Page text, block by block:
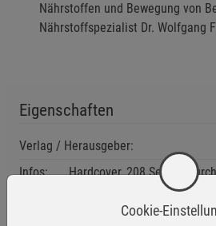
Nährstoffen und Bewegung von
Nährstoffspezialist Dr. Wolfgang
Eigenschaften
Verlag / Herausgeber:
Infos:
Hardcover, 208 Seiten,
Cookie-